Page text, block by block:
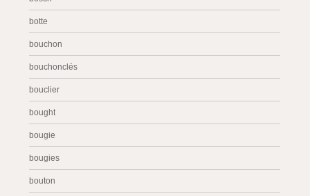
botte
bouchon
bouchonclés
bouclier
bought
bougie
bougies
bouton